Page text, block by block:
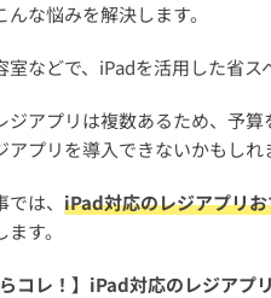
な悩みを解決します。
室などで、iPadを活用した省
ジアプリは複数あるため、予
アプリを導入できないかもしれ
は、 iPad対応のレジアプリ
ます。
らコレ！】iPad対応のレジアプ